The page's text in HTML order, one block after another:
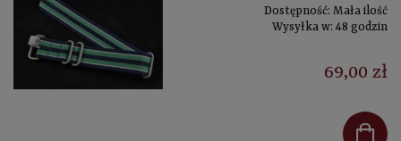
Dostępność: Mała ilość
Wysyłka w: 48 godzin
69,00 zł